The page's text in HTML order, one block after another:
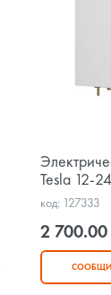
Tesla 12-
код: 127333
2